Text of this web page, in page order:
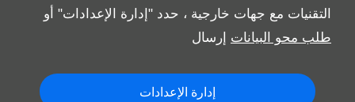
التقنيات مع جهات خارجية ، حدد "إدارة الإعدادات" أو
طلب محو البيانات إرسال
إدارة الإعدادات
Copyright © 2026 Al Tayer Motors